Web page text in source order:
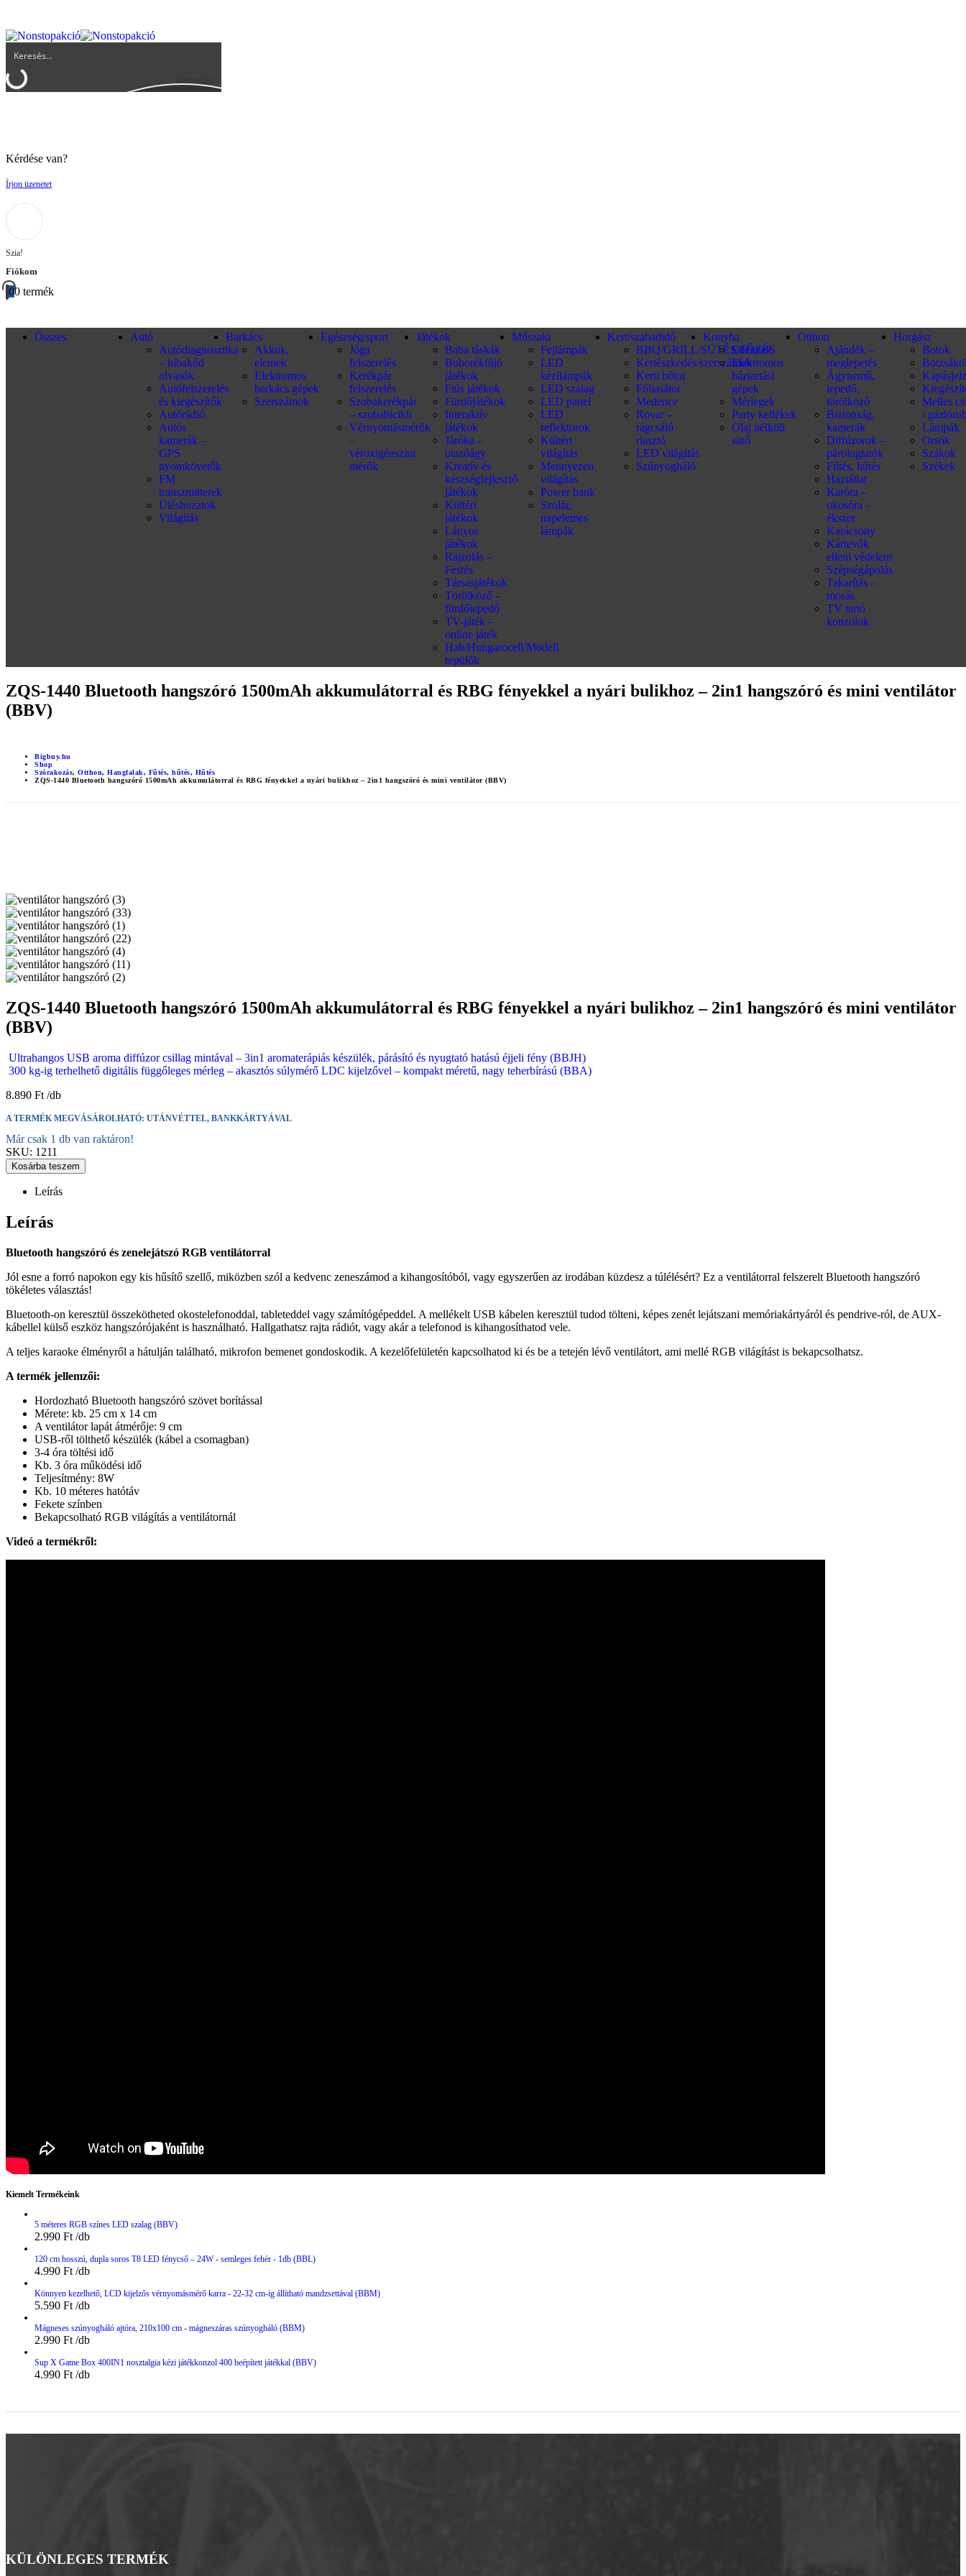
Keresés
Kérdése van?
Írjon üzenetet
Szia!
Fiókom
00 termék
Összes
Autó
Autódiagnosztika
– hibakód
olvasók
Autófelszerelés
és kiegészítők
Autórádió
Autós
kamerák –
GPS
nyomkövetők
FM
transzmitterek
Üléshuzatok
Világítás
Barkács
Akkuk,
elemek
Elektromos
barkács gépek
Szerszámok
Egészség/sport
Jóga
felszerelés
Kerékpár
felszerelés
Szobakerékpár
– szobabicikli
Vérnyomásmérők
–
véroxigénszint
mérők
Játékok
Baba táskák
Buborékfújó
játékok
Fiús játékok
Fürdőjátékok
Interaktív
játékok
Járóka –
utazóágy
Kreatív és
készségfejlesztő
játékok
Kültéri
játékok
Lányos
játékok
Rajzolás –
Festés
Társasjátékok
Törölköző –
fürdőlepedő
TV-játék –
online játék
Hab/Hungarocell/Modell
repülők
Műszaki
Fejlámpák
LED
kézilámpák
LED szalag
LED panel
LED
reflektorok
Kültéri
világítás
Mennyezeti
világítás
Power bank
Szolár,
napelemes
lámpák
Kert/szabadidő
BBQ/GRILL/SÜTÉS/FŐZÉS
Kertészkedés/szerszámok
Kerti bútor
Fóliasátor
Medence
Rovar –
rágcsáló
riasztó
LED világítás
Szúnyogháló
Konyha
Edények
Elektromos
háztartási
gépek
Mérlegek
Party kellékek
Olaj nélküli
sütő
Otthon
Ajándék –
meglepetés
Ágynemű,
lepedő,
törölköző
Biztonság,
kamerák
Diffúzorok –
párologtatók
Fűtés, hűtés
Háziállat
Karóra –
okosóra –
ékszer
Karácsony
Kártevők
elleni védelem
Szépségápolás
Takarítás –
mosás
TV tartó
konzolok
Horgász
Botok
Melles
/
Lámpák
Orsók
Szákok
Székek
ZQS-1440 Bluetooth hangszóró 1500mAh akkumulátorral és RBG fényekkel a nyári bulikhoz – 2in1 hangszóró és mini ventilátor
(BBV)
Bigbuy.hu
Shop
Szórakozás, Otthon, Hangfalak, Fűtés, hűtés, Hűtés
ZQS-1440 Bluetooth hangszóró 1500mAh akkumulátorral és RBG fényekkel a nyári bulikhoz – 2in1 hangszóró és mini ventilátor (BBV)
ZQS-1440 Bluetooth hangszóró 1500mAh akkumulátorral és RBG fényekkel a nyári bulikhoz – 2in1 hangszóró és mini ventilátor
(BBV)
Ultrahangos USB aroma diffúzor csillag mintával – 3in1 aromaterápiás készülék, párásító és nyugtató hatású éjjeli fény (BBJH)
300 kg-ig terhelhető digitális függőleges mérleg – akasztós súlymérő LDC kijelzővel – kompakt méretű, nagy teherbírású (BBA)
8.890 Ft
A TERMÉK MEGVÁSÁROLHATÓ: UTÁNVÉTTEL, BANKKÁRTYÁVAL
Már csak 1 db van raktáron!
SKU: 1211
Kosárba teszem
Leírás
Leírás
Bluetooth hangszóró és zenelejátszó RGB ventilátorral
Jól esne a forró napokon egy kis hűsítő szellő, miközben szól a kedvenc zeneszámod a kihangosítóból, vagy egyszerűen az irodában küzdesz a túlélésért? Ez a ventilátorral felszerelt Bluetooth hangszóró
tökéletes választás!
Bluetooth-on keresztül összekötheted okostelefonoddal, tableteddel vagy számítógépeddel. A mellékelt USB kábelen keresztül tudod tölteni, képes zenét lejátszani memóriakártyáról és pendrive-ról, de AUX-
kábellel külső eszköz hangszórójaként is használható. Hallgathatsz rajta rádiót, vagy akár a telefonod is kihangosíthatod vele.
A teljes karaoke élményről a hátulján található, mikrofon bemenet gondoskodik. A kezelőfelületén kapcsolhatod ki és be a tetején lévő ventilátort, ami mellé RGB világítást is bekapcsolhatsz.
A termék jellemzői:
Hordozható Bluetooth hangszóró szövet borítással
Mérete: kb. 25 cm x 14 cm
A ventilátor lapát átmérője: 9 cm
USB-ről tölthető készülék (kábel a csomagban)
3-4 óra töltési idő
Kb. 3 óra működési idő
Teljesítmény: 8W
Kb. 10 méteres hatótáv
Fekete színben
Bekapcsolható RGB világítás a ventilátornál
Videó a termékről:
Kiemelt Termékeink
5 méteres RGB színes LED szalag (BBV)
2.990 Ft
120 cm hosszú, dupla soros T8 LED fénycső – 24W - semleges fehér - 1db (BBL)
4.990 Ft
Könnyen kezelhető, LCD kijelzős vérnyomásmérő karra - 22-32 cm-ig állítható mandzsettával (BBM)
5.590 Ft
Mágneses szúnyogháló ajtóra, 210x100 cm - mágneszáras szúnyogháló (BBM)
2.990 Ft
Sup X Game Box 400IN1 nosztalgia kézi játékkonzol 400 beépített játékkal (BBV)
4.990 Ft
KÜLÖNLEGES TERMÉK